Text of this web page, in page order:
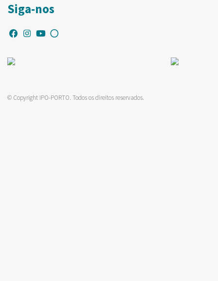
Siga-nos
© Copyright IPO-PORTO. Todos os direitos reservados.